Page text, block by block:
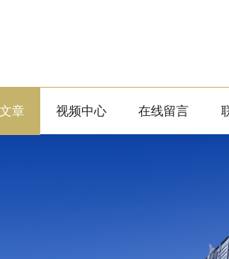
章 视频中心 在线留言